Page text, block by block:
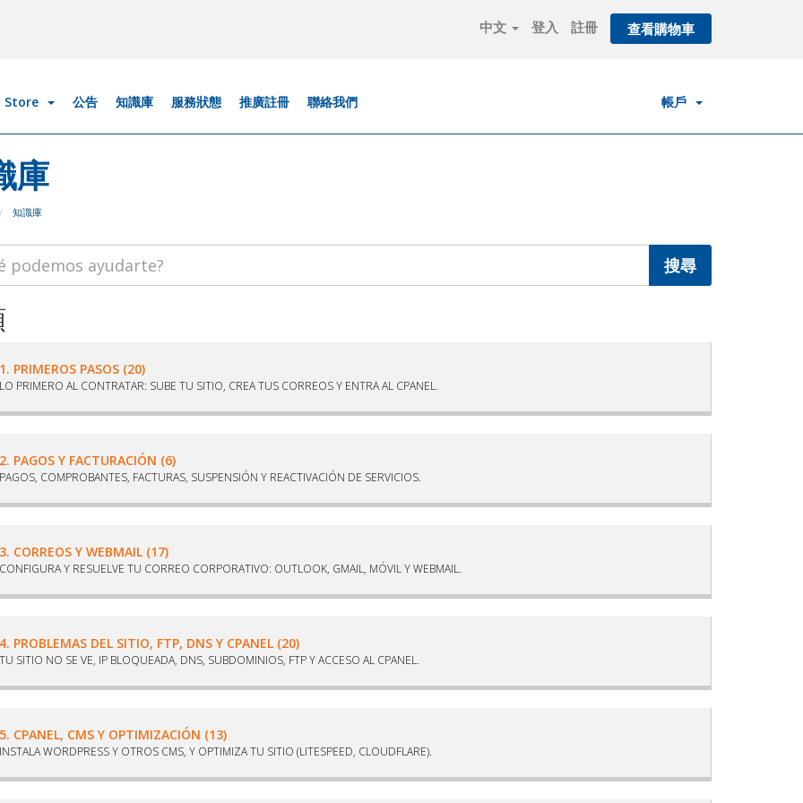
中文 登入 註冊 查看購物車
Store 公告 知識庫 服務狀態 推廣註冊 聯絡我們 帳戶
庫
知識庫
PRIMEROS PASOS (20)
PRIMERO AL CONTRATAR: SUBE TU SITIO, CREA TUS CORREOS Y ENTRA AL CPANEL.
PAGOS Y FACTURACIÓN (6)
COMPROBANTES, FACTURAS, SUSPENSIÓN Y REACTIVACIÓN DE SERVICIOS.
CORREOS Y WEBMAIL (17)
Y RESUELVE TU CORREO CORPORATIVO: OUTLOOK, GMAIL, MÓVIL Y WEBMAIL.
PROBLEMAS DEL SITIO, FTP, DNS Y CPANEL (20)
SITIO NO SE VE, IP BLOQUEADA, DNS, SUBDOMINIOS, FTP Y ACCESO AL CPANEL.
CPANEL, CMS Y OPTIMIZACIÓN (13)
WORDPRESS Y OTROS CMS, Y OPTIMIZA TU SITIO (LITESPEED, CLOUDFLARE).